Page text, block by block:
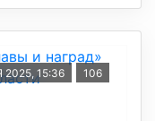
15:36 106